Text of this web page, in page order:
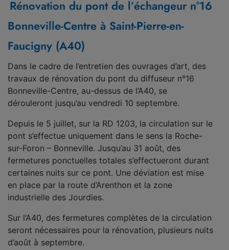
Rénovation du pont de l’échangeur n°16
Bonneville-Centre à Saint-Pierre-en-
Faucigny (A40)
Dans le cadre de l’entretien des ouvrages d’art, des
travaux de rénovation du pont du diffuseur n°16
Bonneville-Centre, au-dessus de l’A40, se
dérouleront jusqu’au vendredi 10 septembre.
Depuis le 5 juillet, sur la RD 1203, la circulation sur le
pont s’effectue uniquement dans le sens la Roche-
sur-Foron – Bonneville. Jusqu’au 31 août, des
fermetures ponctuelles totales s’effectueront durant
certaines nuits sur ce pont. Une déviation est mise
en place par la route d’Arenthon et la zone
industrielle des Jourdies.
Sur l’A40, des fermetures complètes de la circulation
seront nécessaires pour la rénovation, plusieurs nuits
d’août à septembre.